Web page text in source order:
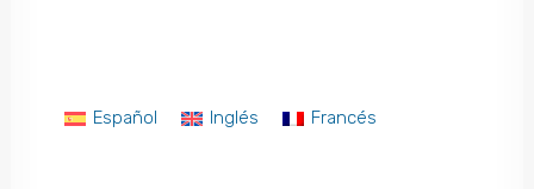
Español Inglés Francés